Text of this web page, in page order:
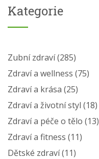
Kategorie
Zubní zdraví(285)
Zdraví a wellness (75)
Zdraví a krása (25)
Zdraví a životní styl (18)
Zdraví a péče o tělo (13)
Zdraví a fitness (11)
Dětské zdraví(11)